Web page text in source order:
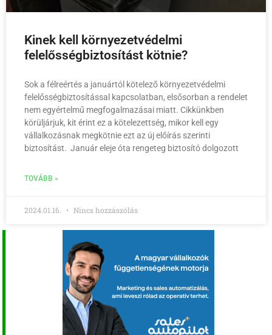
Kinek kell környezetvédelmi
felelősségbiztosítást kötnie?
Sok a félreértés a januártól kötelező környezetvédelmi
felelősségbiztosítással kapcsolatban, elsősorban a rendelet
nem egyértelmű megfogalmazásai miatt. Cikkünkben
körüljárjuk, kit érint ez a kötelezettség, mikor kell egy
vállalkozásnak megkötnie ezt az új előírás szerinti
biztosítást. Január eleje óta rengeteg biztosító dolgozott
TOVÁBB »
2024.01.16. Nincs hozzászólás